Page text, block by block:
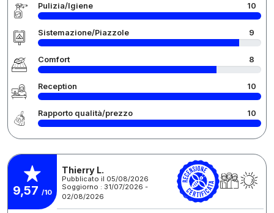
Pulizia/Igiene 10
Sistemazione/Piazzole 9
Comfort 8
Reception 10
Rapporto qualità/prezzo 10
9,57 /10
Thierry L.
Pubblicato il 05/08/2026
Soggiorno : 31/07/2026 -
02/08/2026